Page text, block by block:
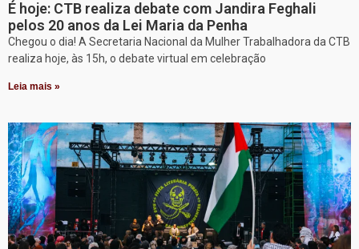
É hoje: CTB realiza debate com Jandira Feghali
pelos 20 anos da Lei Maria da Penha
Chegou o dia! A Secretaria Nacional da Mulher Trabalhadora da CTB
realiza hoje, às 15h, o debate virtual em celebração
Leia mais »